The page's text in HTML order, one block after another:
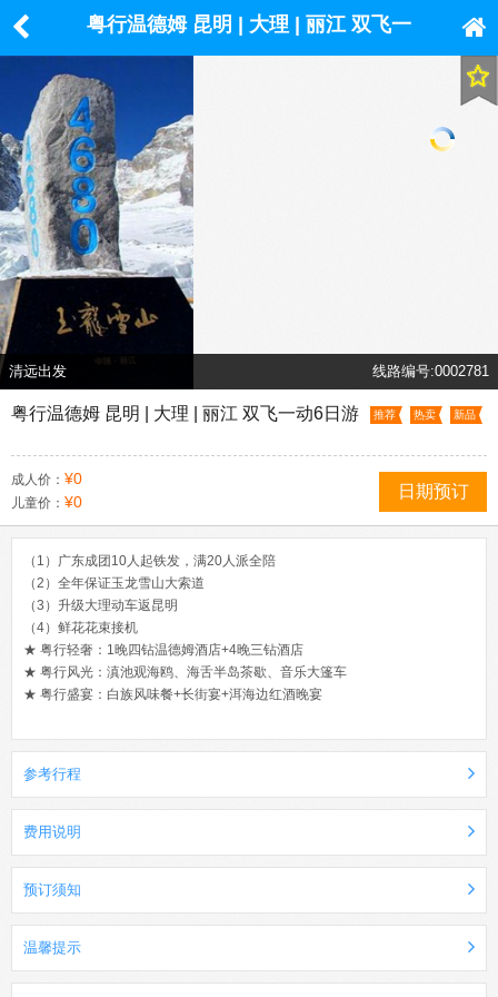
粤行温德姆 昆明 | 大理 | 丽江 双飞一
清远出发 线路编号:0002781
粤行温德姆 昆明 | 大理 | 丽江 双飞一动6日游 推荐 热卖 新品
成人价： ¥0
儿童价： ¥0
日期预订
（1）广东成团10人起铁发，满20人派全陪
（2）全年保证玉龙雪山大索道
（3）升级大理动车返昆明
（4）鲜花花束接机
★ 粤行轻奢：1晚四钻温德姆酒店+4晚三钻酒店
★ 粤行风光：滇池观海鸥、海舌半岛茶歇、音乐大篷车
★ 粤行盛宴：白族风味餐+长街宴+洱海边红酒晚宴
参考行程
费用说明
预订须知
温馨提示